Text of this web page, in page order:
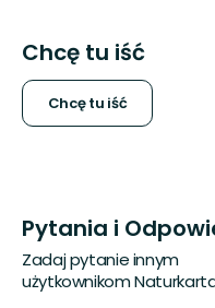
Chcę tu iść
Chcę tu iść
Pytania i
Zadaj pytanie innym
użytkownikom